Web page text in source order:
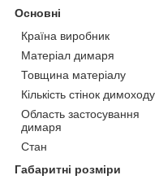
Основні
Країна виробник
Матеріал димаря
Товщина матеріалу
Кількість стінок димоходу
Область застосування
димаря
Стан
Габаритні розміри